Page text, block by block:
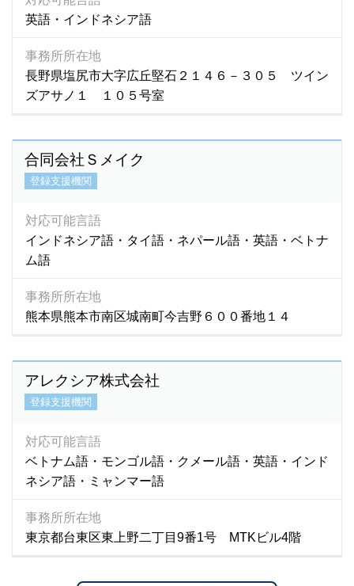
英語・インドネシア語
事務所所在地
長野県塩尻市大字広丘堅石２１４６－３０５ ツイン
ズアサノ１ １０５号室
合同会社Ｓメイク
登録支援機関
対応可能言語
インドネシア語・タイ語・ネパール語・英語・ベトナ
ム語
事務所所在地
熊本県熊本市南区城南町今吉野６００番地１４
アレクシア株式会社
登録支援機関
対応可能言語
ベトナム語・モンゴル語・クメール語・英語・インド
ネシア語・ミャンマー語
事務所所在地
東京都台東区東上野二丁目9番1号 MTKビル4階